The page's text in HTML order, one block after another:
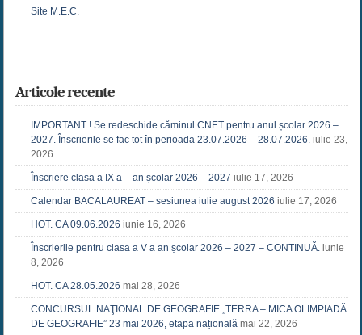
Site M.E.C.
Articole recente
IMPORTANT ! Se redeschide căminul CNET pentru anul școlar 2026 –
2027. Înscrierile se fac tot în perioada 23.07.2026 – 28.07.2026. iulie 23,
2026
Înscriere clasa a IX a – an școlar 2026 – 2027 iulie 17, 2026
Calendar BACALAUREAT – sesiunea iulie august 2026 iulie 17, 2026
HOT. CA 09.06.2026 iunie 16, 2026
Înscrierile pentru clasa a V a an școlar 2026 – 2027 – CONTINUĂ. iunie
8, 2026
HOT. CA 28.05.2026 mai 28, 2026
CONCURSUL NAŢIONAL DE GEOGRAFIE „TERRA – MICA OLIMPIADĂ
DE GEOGRAFIE” 23 mai 2026, etapa națională mai 22, 2026